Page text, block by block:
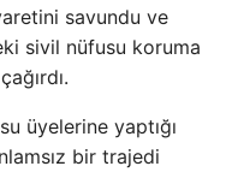
savundu ve
sivil nüfusu koruma
üyelerine yaptığı
bir trajedi